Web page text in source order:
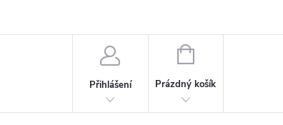
Přihlášení
NÁKUPNÍ
Prázdný košík